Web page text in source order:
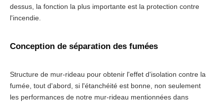
dessus, la fonction la plus importante est la protection contre
l'incendie.
Conception de séparation des fumées
Structure de mur-rideau pour obtenir l'effet d'isolation contre la
fumée, tout d'abord, si l'étanchéité est bonne, non seulement
les performances de notre mur-rideau mentionnées dans